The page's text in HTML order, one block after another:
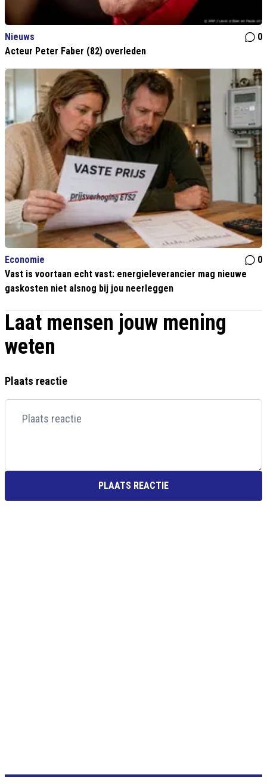
Nieuws
0
Acteur Peter Faber (82) overleden
Economie
0
Vast is voortaan echt vast: energieleverancier mag nieuwe
gaskosten niet alsnog bij jou neerleggen
Laat mensen jouw mening
weten
Plaats reactie
PLAATS REACTIE